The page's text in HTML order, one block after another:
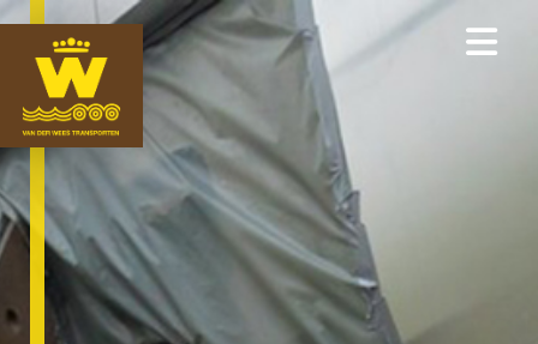
ONZE EXPERTISES
LOGISTIEK
WEGTRANSPORTEN
WATERTRANSPORTEN
WEES LIFTING
NIEUWS